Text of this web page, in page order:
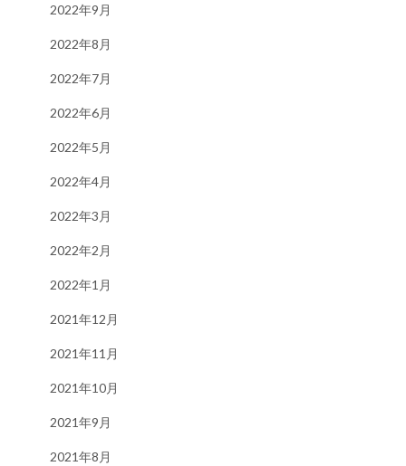
2022年9月
2022年8月
2022年7月
2022年6月
2022年5月
2022年4月
2022年3月
2022年2月
2022年1月
2021年12月
2021年11月
2021年10月
2021年9月
2021年8月